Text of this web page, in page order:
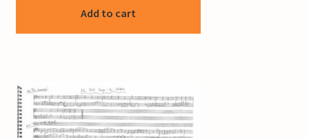
Add to cart